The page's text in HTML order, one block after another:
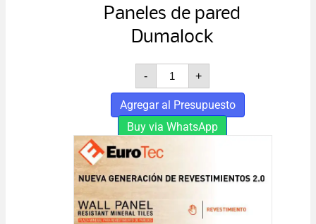
Paneles de pared
Dumalock
-
Paneles
de
pared
Dumalock
cantidad
+
Agregar al Presupuesto
Buy via WhatsApp